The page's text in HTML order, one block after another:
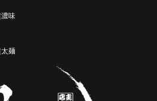
濃味
太麺